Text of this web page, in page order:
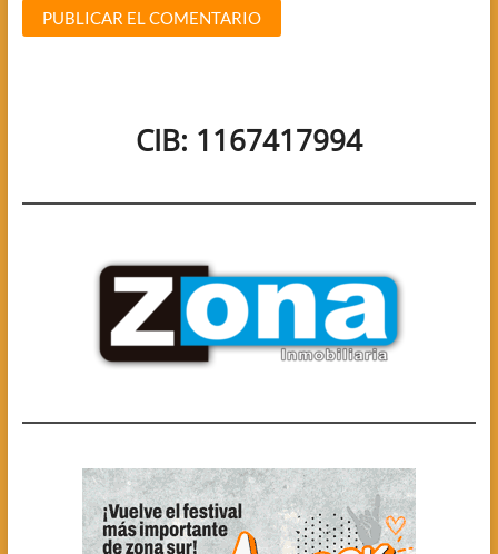
CIB: 1167417994